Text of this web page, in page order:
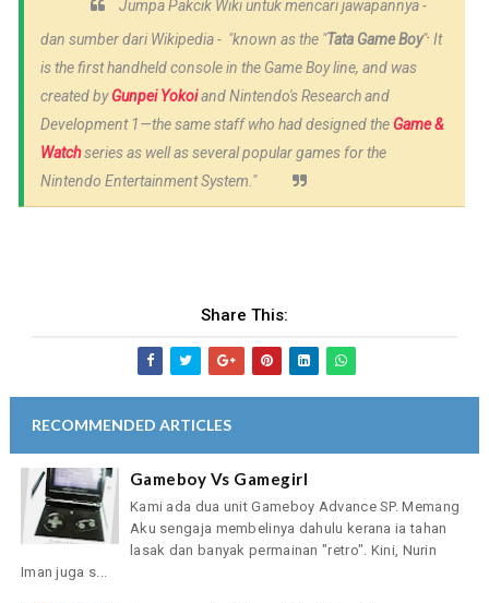
Jumpa Pakcik Wiki untuk mencari jawapannya -
dan sumber dari Wikipedia - "known as the "Tata Game Boy". It
is the first handheld console in the Game Boy line, and was
created byGunpei Yokoiand Nintendo's Research and
Development 1—the same staff who had designed the Game &
Watchseries as well as several popular games for the
Nintendo Entertainment System."
Share This:
RECOMMENDED ARTICLES
Gameboy Vs Gamegirl
Kami ada dua unit Gameboy Advance SP. Memang
Aku sengaja membelinya dahulu kerana ia tahan
lasak dan banyak permainan "retro". Kini, Nurin
Iman juga s...